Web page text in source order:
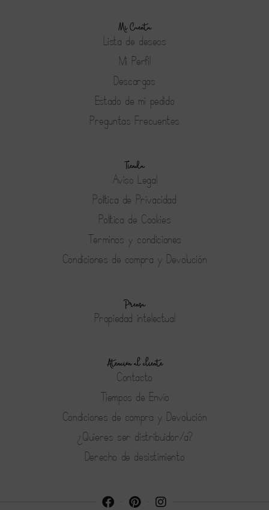
Mi Cuenta
Lista de deseos
Mi Perfil
Descargas
Estado de mi pedido
Preguntas Frecuentes
Tienda
Aviso Legal
Política de Privacidad
Política de Cookies
Terminos y condiciones
Condiciones de compra y Devolución
Prensa
Propiedad intelectual
Atención al cliente
Contacto
Tiempos de Envío
Condiciones de compra y Devolución
¿Quieres ser distribuidor/a?
Derecho de desistimiento